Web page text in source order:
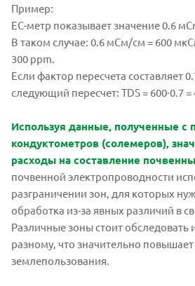
Пример:
EC-метр показывает значение 0.6
В таком случае: 0.6 мСм/см = 600
300 ppm.
Если фактор пересчета составляет
следующий пересчет: TDS = 600·0.7 =
Используя данные, полученные
кондуктометров (солемеров),
расходы на составление
почвенной электропроводности
разграничении зон, для которых
обработка из-за явных различий в
Различные зоны стоит обследовать
разному, что значительно
землепользования.